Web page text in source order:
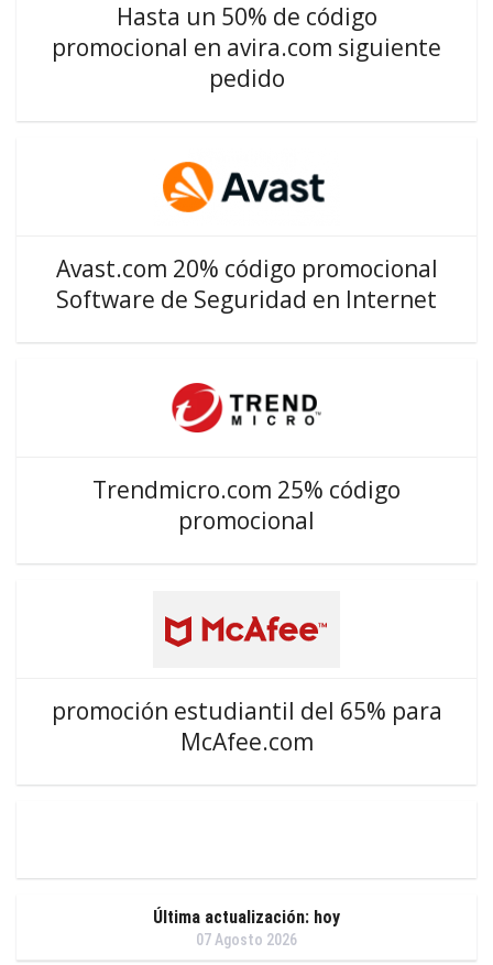
Hasta un 50% de código
promocional en avira.com siguiente
pedido
Avast.com 20% código promocional
Software de Seguridad en Internet
Trendmicro.com 25% código
promocional
promoción estudiantil del 65% para
McAfee.com
Última actualización: hoy
07 Agosto 2026